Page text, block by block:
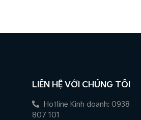
LIÊN HỆ VỚI CHÚNG TÔI
Hotline Kinh doanh: 0938
807 101